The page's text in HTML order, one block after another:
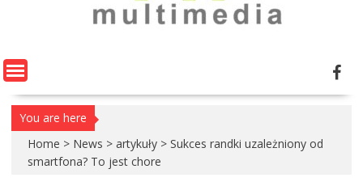
You are here
Home > News > artykuły > Sukces randki uzależniony od
smartfona? To jest chore